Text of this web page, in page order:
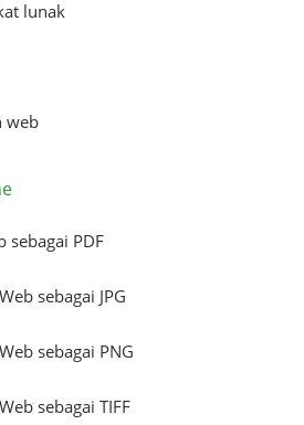
lunak
web
sebagai PDF
sebagai JPG
sebagai PNG
sebagai TIFF